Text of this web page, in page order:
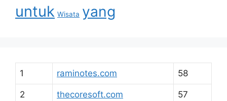
untuk Wisata yang
1 raminotes.com 58
2 thecoresoft.com 57